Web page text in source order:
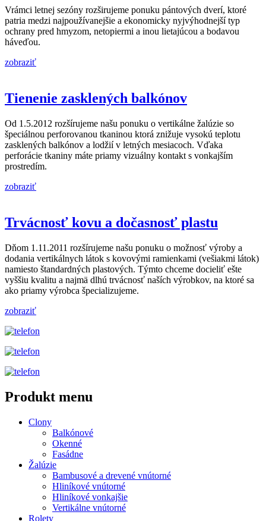
Vrámci letnej sezóny rozširujeme ponuku pántových dverí, ktoré
patria medzi najpoužívanejšie a ekonomicky nyjvýhodnejší typ
ochrany pred hmyzom, netopiermi a inou lietajúcou a bodavou
háveďou.
zobraziť
Tienenie zasklených balkónov
Od 1.5.2012 rozšírujeme našu ponuku o vertikálne žalúzie so
špeciálnou perforovanou tkaninou ktorá znižuje vysokú teplotu
zasklených balkónov a lodžií v letných mesiacoch. Vďaka
perforácie tkaniny máte priamy vizuálny kontakt s vonkajším
prostredím.
zobraziť
Trvácnosť kovu a dočasnosť plastu
Dňom 1.11.2011 rozšírujeme našu ponuku o možnosť výroby a
dodania vertikálnych látok s kovovými ramienkami (vešiakmi látok)
namiesto štandardných plastových. Týmto chceme docieliť ešte
vyššiu kvalitu a najmä dlhú trvácnosť naších výrobkov, na ktoré sa
ako priamy výrobca špecializujeme.
zobraziť
Produkt menu
Clony
Balkónové
Okenné
Fasádne
Žalúzie
Bambusové a drevené vnútorné
Hliníkové vnútorné
Hliníkové vonkajšie
Vertikálne vnútorné
Rolety